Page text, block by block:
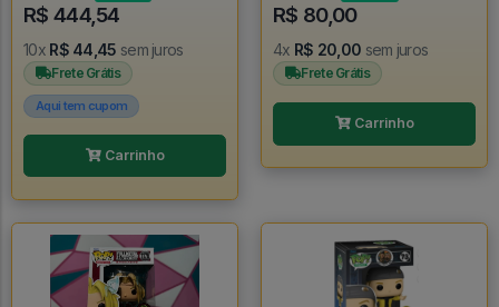
R$ 444,54
10x R$ 44,45 sem juros
Frete Grátis
Aqui tem cupom
Carrinho
R$ 80,00
4x R$ 20,00 sem juros
Frete Grátis
Carrinho